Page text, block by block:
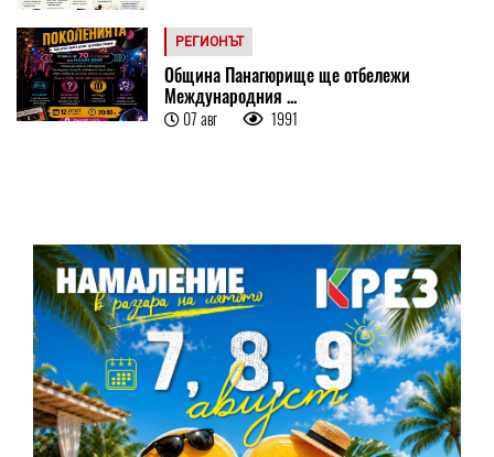
РЕГИОНЪТ
Община Панагюрище ще отбележи
Международния ...
07 авг 1991